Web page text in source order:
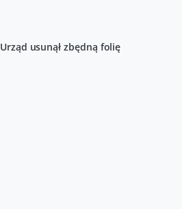
Urząd usunął zbędną folię